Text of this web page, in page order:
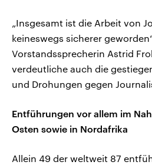
„Insgesamt ist die Arbeit von
keineswegs sicherer
Vorstandssprecherin Astrid
verdeutliche auch die
und Drohungen gegen
Entführungen vor allem im
Osten sowie in Nordafrika
Allein 49 der weltweit 87